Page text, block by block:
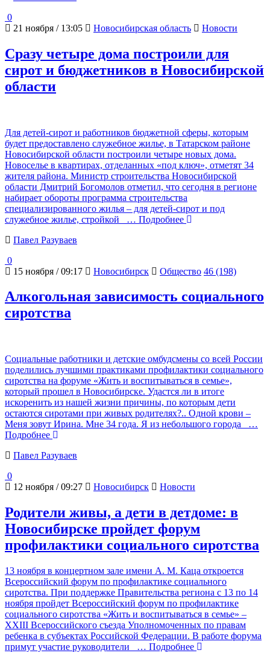
0
21 ноября / 13:05
Новосибирская область Новости
Сразу четыре дома построили для
сирот и бюджетников в Новосибирской
области
Для детей-сирот и работников бюджетной сферы, которым
будет предоставлено служебное жилье, в Татарском районе
Новосибирской области построили четыре новых дома.
Новоселье в квартирах, отделанных «под ключ», отметят 34
жителя района. Министр строительства Новосибирской
области Дмитрий Богомолов отметил, что сегодня в регионе
набирает обороты программа строительства
специализированного жилья – для детей-сирот и под
служебное жилье, стройкой
… Подробнее
Павел Разуваев
0
15 ноября / 09:17
Новосибирск Общество 46 (198)
Алкогольная зависимость социального
сиротства
Социальные работники и детские омбудсмены со всей России
поделились лучшими практиками профилактики социального
сиротства на форуме «Жить и воспитываться в семье»,
который прошел в Новосибирске. Удастся ли в итоге
искоренить из нашей жизни причины, по которым дети
остаются сиротами при живых родителях?.. Одной крови –
Меня зовут Ирина. Мне 34 года. Я из небольшого города
…
Подробнее
Павел Разуваев
0
12 ноября / 09:27
Новосибирск Новости
Родители живы, а дети в детдоме: в
Новосибирске пройдет форум
профилактики социального сиротства
13 ноября в концертном зале имени А. М. Каца откроется
Всероссийский форум по профилактике социального
сиротства. При поддержке Правительства региона с 13 по 14
ноября пройдет Всероссийский форум по профилактике
социального сиротства «Жить и воспитываться в семье» –
XXIII Всероссийского съезда Уполномоченных по правам
ребенка в субъектах Российской Федерации. В работе форума
примут участие руководители
… Подробнее